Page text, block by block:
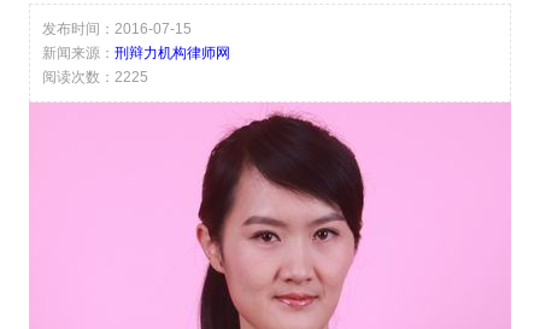
经典案例
机构律师专题
发布时间：2016-07-15
新闻来源： 刑辩力机构律师网
阅读次数：2225
今日热点
智辩特训